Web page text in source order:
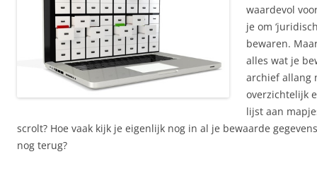
waardevol
je om
bewaren.
alles wat je
archief allang
overzichtelijk
lijst aan
scrolt? Hoe vaak kijk je eigenlijk nog in al je bewaarde
nog terug?